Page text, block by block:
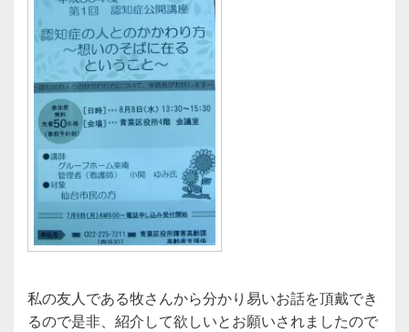
私の友人である牧さんから分かり易いお話を頂戴でき
るので是非、紹介して欲しいとお願いされましたので